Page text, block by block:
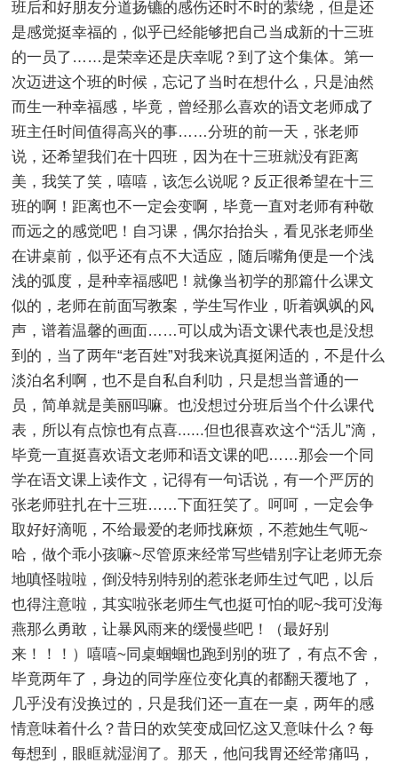
班后和好朋友分道扬镳的感伤还时不时的萦绕，但是还
是感觉挺幸福的，似乎已经能够把自己当成新的十三班
的一员了……是荣幸还是庆幸呢？到了这个集体。第一
次迈进这个班的时候，忘记了当时在想什么，只是油然
而生一种幸福感，毕竟，曾经那么喜欢的语文老师成了
班主任时间值得高兴的事……分班的前一天，张老师
说，还希望我们在十四班，因为在十三班就没有距离
美，我笑了笑，嘻嘻，该怎么说呢？反正很希望在十三
班的啊！距离也不一定会变啊，毕竟一直对老师有种敬
而远之的感觉吧！自习课，偶尔抬抬头，看见张老师坐
在讲桌前，似乎还有点不大适应，随后嘴角便是一个浅
浅的弧度，是种幸福感吧！就像当初学的那篇什么课文
似的，老师在前面写教案，学生写作业，听着飒飒的风
声，谱着温馨的画面……可以成为语文课代表也是没想
到的，当了两年“老百姓”对我来说真挺闲适的，不是什么
淡泊名利啊，也不是自私自利叻，只是想当普通的一
员，简单就是美丽吗嘛。也没想过分班后当个什么课代
表，所以有点惊也有点喜......但也很喜欢这个“活儿”滴，
毕竟一直挺喜欢语文老师和语文课的吧……那会一个同
学在语文课上读作文，记得有一句话说，有一个严厉的
张老师驻扎在十三班……下面狂笑了。呵呵，一定会争
取好好滴呃，不给最爱的老师找麻烦，不惹她生气呃~
哈，做个乖小孩嘛~尽管原来经常写些错别字让老师无奈
地嗔怪啦啦，倒没特别特别的惹张老师生过气吧，以后
也得注意啦，其实啦张老师生气也挺可怕的呢~我可没海
燕那么勇敢，让暴风雨来的缓慢些吧！（最好别
来！！！）嘻嘻~同桌蝈蝈也跑到别的班了，有点不舍，
毕竟两年了，身边的同学座位变化真的都翻天覆地了，
几乎没有没换过的，只是我们还一直在一桌，两年的感
情意味着什么？昔日的欢笑变成回忆这又意味什么？每
每想到，眼眶就湿润了。那天，他问我胃还经常痛吗，